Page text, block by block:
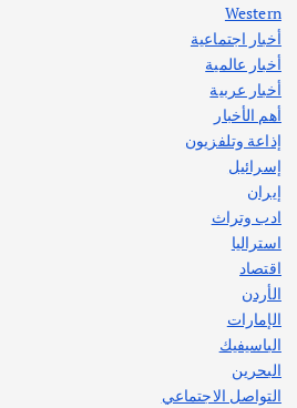
Western
أخبار اجتماعية
أخبار عالمية
أخبار عربية
أهم الأخبار
إذاعة وتلفزيون
إسرائيل
إيران
ادب وتراث
استراليا
اقتصاد
الأردن
الإمارات
الباسيفيك
البحرين
التواصل الاجتماعي